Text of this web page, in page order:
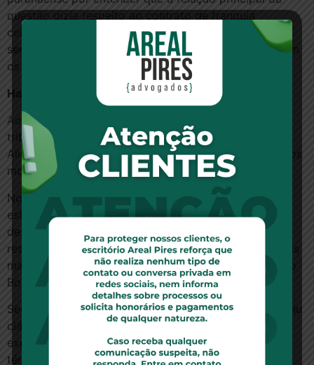
questão dizia respeito ao contrato de franquia
celebrado entre a Wizard Brasil e os franqueados,
sendo o vínculo jurídico estabelecido diretamente com
os segundos, sem nenhuma ligação com a primeira.
Hamburguer
Ao julgar o REsp 818.799, o STJ manteve decisão do
tribunal paulista que condenou a empresa Jack
Alimentos e Medicamentos Ltda. a indenizar, por danos
morais, a Bob’s Indústria e Comércio Ltda.
No caso, a Jack, que tinha a franquia de seis
estabelecimentos Bob’s na cidade de São Paulo,
descumpriu termos previstos no contrato em caso de
rescisão, após o fim do acordo de franquia do uso das
marcas, logotipos e sistemas de produção e venda do
Bob’s.
Segundo dados do processo, a franqueada descumpriu
cláusula de obrigação de não atuar no negócio
explorado pela Bob’s no período de 18 meses após o
término da franquia, num raio de 20 quilômetros do